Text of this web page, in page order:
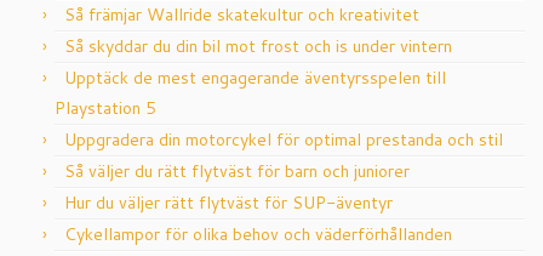
Så främjar Wallride skatekultur och kreativitet
Så skyddar du din bil mot frost och is under vintern
Upptäck de mest engagerande äventyrsspelen till
Playstation 5
Uppgradera din motorcykel för optimal prestanda och stil
Så väljer du rätt flytväst för barn och juniorer
Hur du väljer rätt flytväst för SUP-äventyr
Cykellampor för olika behov och väderförhållanden